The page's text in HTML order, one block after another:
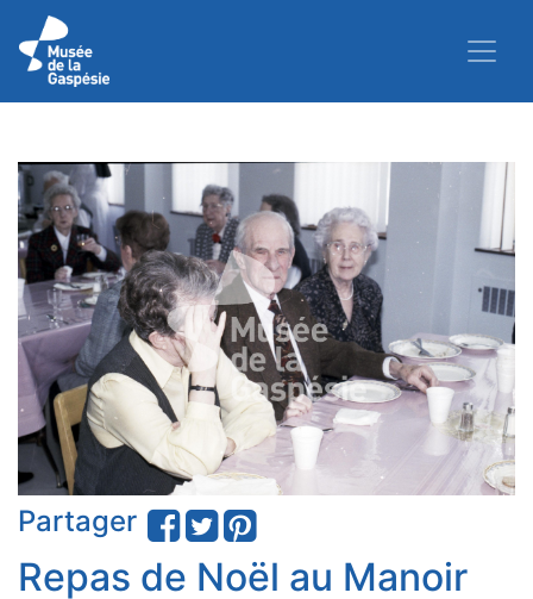
Partager
Repas de Noël au Manoir